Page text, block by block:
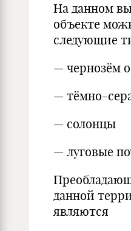
На данном
объекте
следующие
— чернозём
— тёмно-
— солонцы
— луговые
данной
являются